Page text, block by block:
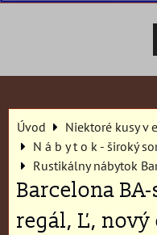
Úvod
Niektoré kusy v
N á b y t o k - široký
Rustikálny nábytok
Barcelona
regál, Ľ, nový